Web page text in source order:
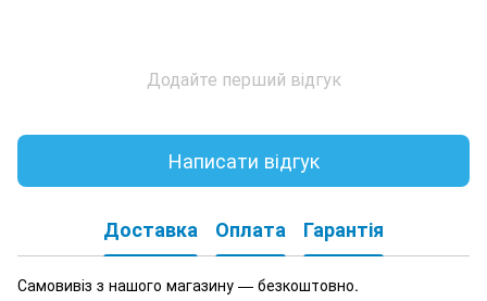
Додайте перший відгук
Написати відгук
Доставка Оплата Гарантія
Самовивіз з нашого магазину — безкоштовно.